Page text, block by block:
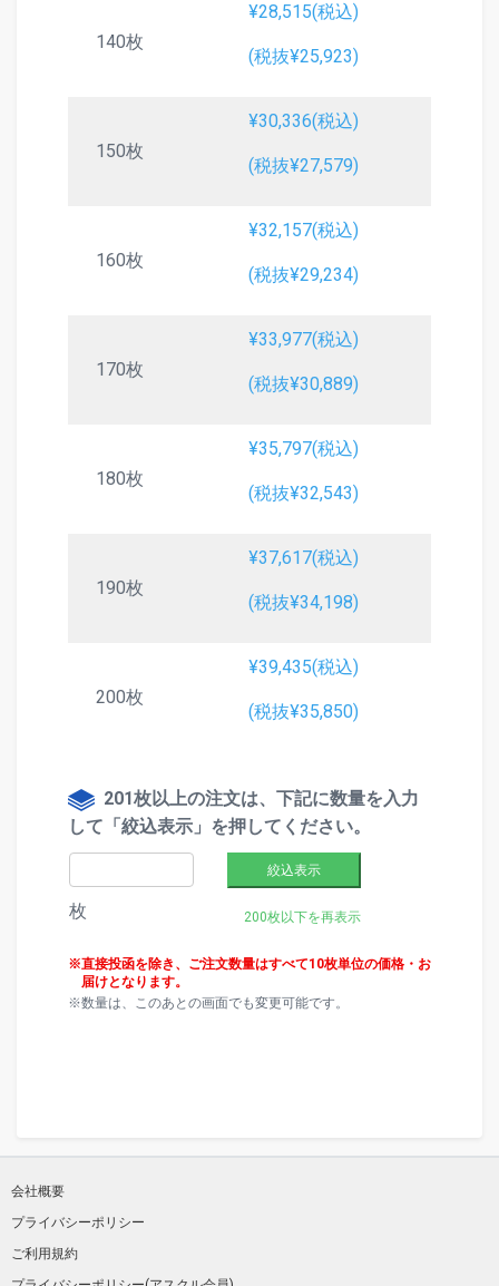
140枚
¥28,515(税込)
(税抜¥25,923)
150枚
¥30,336(税込)
(税抜¥27,579)
160枚
¥32,157(税込)
(税抜¥29,234)
170枚
¥33,977(税込)
(税抜¥30,889)
180枚
¥35,797(税込)
(税抜¥32,543)
190枚
¥37,617(税込)
(税抜¥34,198)
200枚
¥39,435(税込)
(税抜¥35,850)
201枚以上の注文は、下記に数量を入力
して「絞込表示」を押してください。
枚
絞込表示
200枚以下を再表示
直接投函を除き、ご注文数量はすべて10枚単位の価格・お
届けとなります。
数量は、このあとの画面でも変更可能です。
会社概要
プライバシーポリシー
ご利用規約